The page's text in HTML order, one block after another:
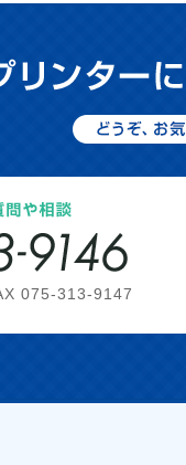
075-313-9147